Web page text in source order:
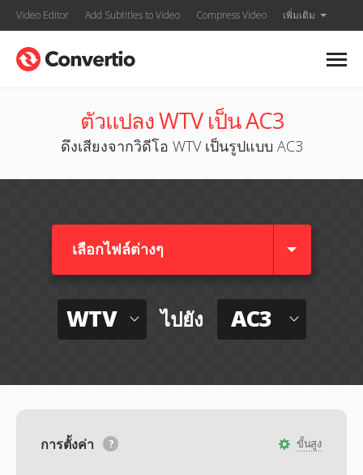
Video Editor Add Subtitles to Video Compress Video เพิ่มเติม
ตัวแปลง WTV เป็น AC3
ดึงเสียงจากวิดีโอ WTV เป็นรูปแบบ AC3
เลือกไฟล์ต่างๆ​
WTV ไปยัง AC3
ขั้นสูง
การตั้งค่า